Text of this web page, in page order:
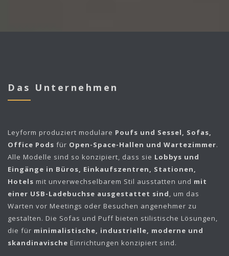
Das Unternehmen
Leyform produziert modulare Poufs und Sessel, Sofas,
Office Pods für Open-Space-Hallen und Wartezimmer.
Alle Modelle sind so konzipiert, dass sie Lobbys und
Eingänge in Büros, Einkaufszentren, Stationen,
Hotels mit unverwechselbarem Stil ausstatten und mit
einer USB-Ladebuchse ausgestattet sind, um das
Warten vor Meetings oder Besuchen angenehmer zu
gestalten. Die Sofas und Puff bieten stilistische Lösungen,
die für minimalistische, industrielle, moderne und
skandinavische Einrichtungen konzipiert sind.